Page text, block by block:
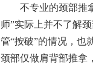
不专业的颈部推
师”实际上并不了解
管“按破”的情况，也
颈部仅做肩背部推拿